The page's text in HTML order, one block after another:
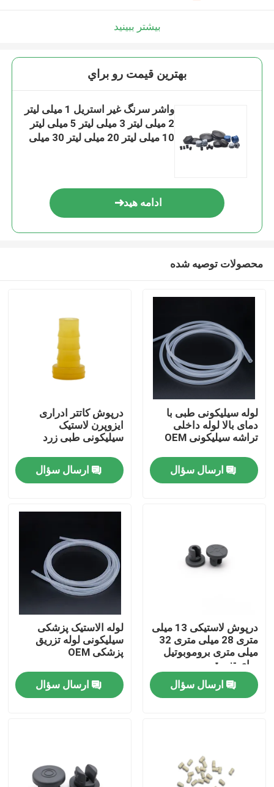
خانه
محصولات
کارخانه تور
تماس با ما
درخواست نقل قول
پیستون سرنگ لاستیکی
بیشتر ببینید
بهترين قيمت رو براي
واشر سرنگ غیر استریل 1 میلی لیتر
2 میلی لیتر 3 میلی لیتر 5 میلی لیتر
10 میلی لیتر 20 میلی لیتر 30 میلی
ادامه هید
محصولات توصیه شده
لوله سیلیکونی طبی با
دمای بالا لوله داخلی
تراشه سیلیکونی OEM
ارسال سؤال
درپوش کاتتر ادراری
ایزوپرن لاستیک
سیلیکونی طبی زرد
ارسال سؤال
درپوش لاستیکی 13 میلی
متری 28 میلی متری 32
میلی متری بروموبوتیل
برای تزریق
ارسال سؤال
لوله الاستیک پزشکی
سیلیکونی لوله تزریق
پزشکی OEM
ارسال سؤال